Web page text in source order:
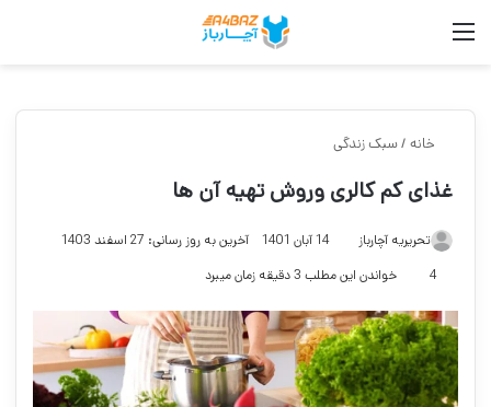
منو
خانه /سبک زندگی
غذای کم کالری وروش تهیه آن ها
تحریریه آچارباز 14 آبان 1401
آخرین به روز رسانی: 27 اسفند 1403
4
خواندن این مطلب 3 دقیقه زمان میبرد